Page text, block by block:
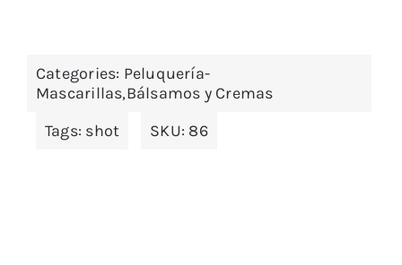
Categories: Peluquería-
Mascarillas,Bálsamos y Cremas
Tags: shot SKU: 86